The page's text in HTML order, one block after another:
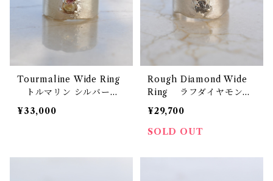
Tourmaline Wide Ring
トルマリン シルバーワ
イドリング
¥33,000
Rough Diamond Wide
Ring ラフダイヤモンド
シルバーワイドリング 原
石
¥29,700
SOLD OUT